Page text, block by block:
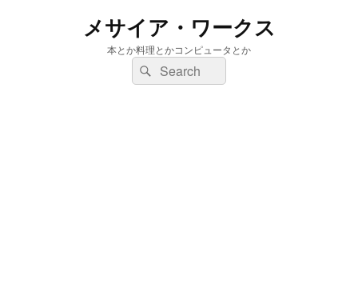
メサイア・ワークス
本とか料理とかコンピュータとか
検
索:
検
索